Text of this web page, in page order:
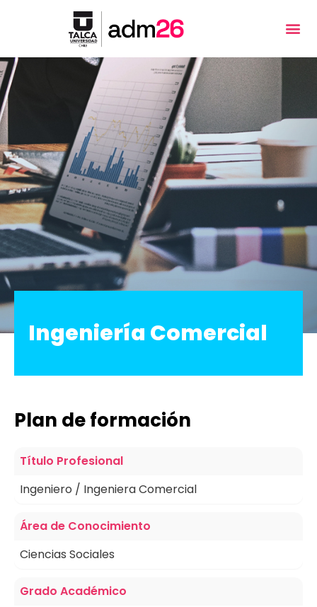
Ingeniería Comercial
Plan de formación
Título Profesional
Ingeniero / Ingeniera Comercial
Área de Conocimiento
Ciencias Sociales
Grado Académico